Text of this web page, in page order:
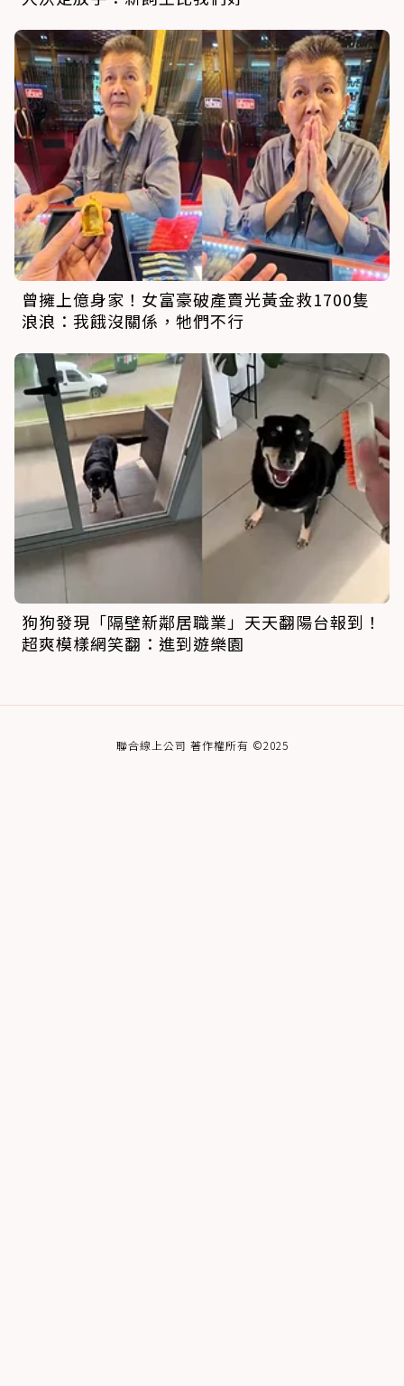
曾擁上億身家！女富豪破產賣光黃金救1700隻
浪浪：我餓沒關係，牠們不行
狗狗發現「隔壁新鄰居職業」天天翻陽台報到！
超爽模樣網笑翻：進到遊樂園
聯合線上公司 著作權所有 ©2025